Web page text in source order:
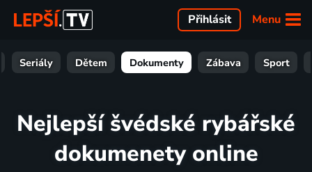
Menu
Přihlásit
Seriály Dětem Dokumenty Zábava Sport
Nejlepší švédské rybářské
dokumenety online